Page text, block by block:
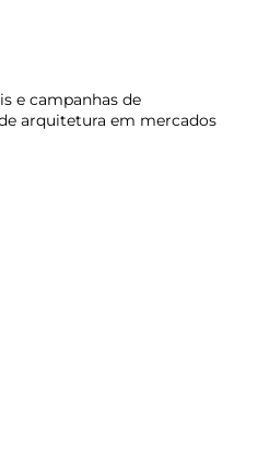
e campanhas de
arquitetura em mercados